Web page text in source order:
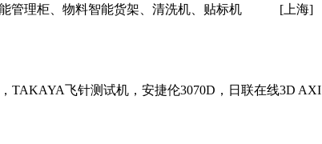
管理柜、物料智能货架、清洗机、贴标机
[上海]
TAKAYA飞针测试机，安捷伦3070D，日联在线3D AXI